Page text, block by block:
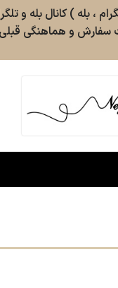
سفارش و هماهنگی